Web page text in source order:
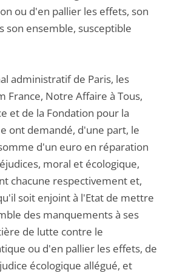
ou d'en pallier les effets, son
son ensemble, susceptible
administratif de Paris, les
France, Notre Affaire à Tous,
et de la Fondation pour la
ont demandé, d'une part, le
d'un euro en réparation
moral et écologique,
chacune respectivement et,
soit enjoint à l'Etat de mettre
des manquements à ses
de lutte contre le
ou d'en pallier les effets, de
écologique allégué, et